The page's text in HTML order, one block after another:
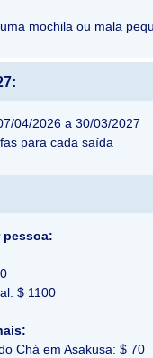
mochila ou mala
04/2026 a 30/03/2027
para cada saída
pessoa:
$ 1100
Chá em Asakusa: $ 70